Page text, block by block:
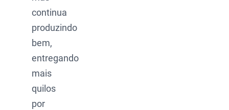
continua
produzindo
bem,
entregando
mais
quilos
por